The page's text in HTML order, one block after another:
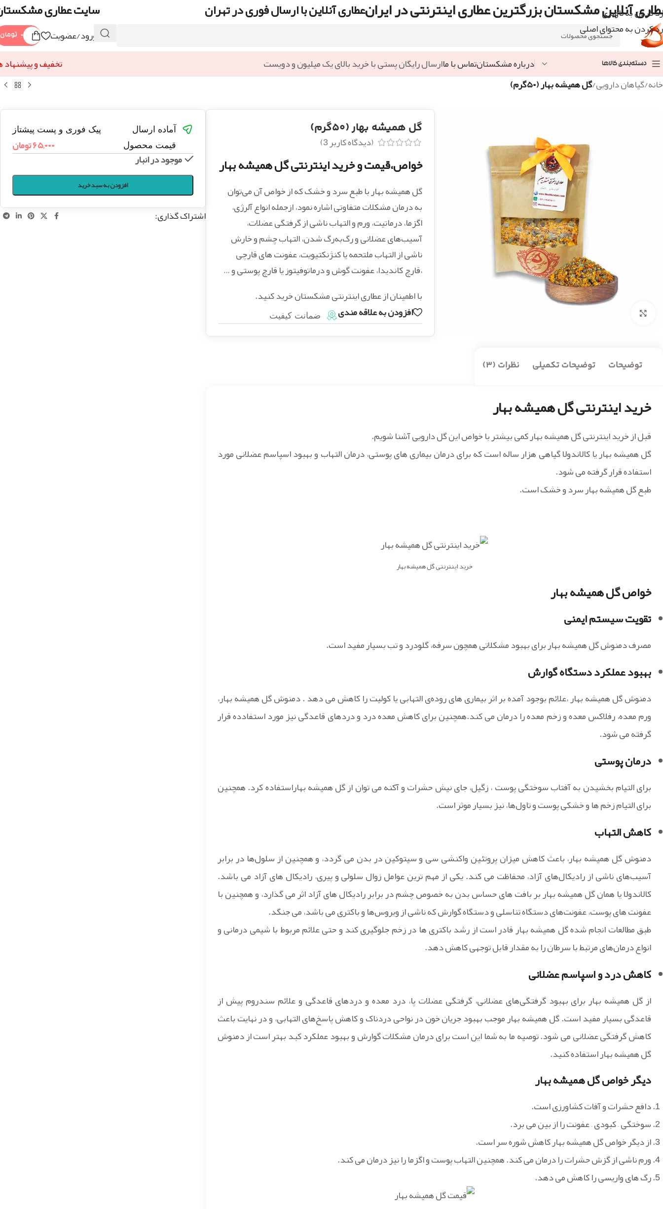
رد کردن به ناوبری
رد کردن به محتوای اصلی
آنلاین مشکستان بزرگترین عطاری اینترنتی در ایرانعطاری آنلاین با ارسال فوری در تهران سایت عطاری
ورود/عضویت ۰ تومان
دسته‌بندی کالاها درباره مشکستانتماس با ماارسال رایگان پستی با خرید بالای یک میلیون و دویست
تخفیف و پیشنهاد
خانه/گیاهان دارویی/گل همیشه بهار (۵۰گرم)
گل همیشه بهار (۵۰گرم)
(دیدگاه کاربر3
)
خواص،قیمت و خرید اینترنتی گل همیشه بهار
گل همیشه بهار با طبع سرد و خشک که از خواص آن می‌توان
به درمان مشکلات متفاوتی اشاره نمود، ازجمله انواع آلرژی،
اگزما، درماتیت، ورم و التهاب ناشی از گرفتگی عضلات،
آسیب‌های عضلانی و رگ‌به‌رگ شدن، التهاب چشم و خارش
ناشی از التهاب ملتحمه یا کنژنکتیویت، عفونت های قارچی
،قارچ کاندیدا، عفونت‌ گوش و درماتوفیتوز یا قارچ پوستی و …
با اطمینان از عطاری اینترنتی مشکستان خرید کنید.
افزودن به علاقه مندی
ضمانت کیفیت
توضیحات توضیحات تکمیلی نظرات (3)
خرید اینترنتی گل همیشه بهار
قبل از خرید اینترنتی گل همیشه بهار کمی بیشتر با خواص این گل دارویی آشنا شویم.
گل همیشه بهار یا کالاندولا گیاهی هزار ساله است که برای درمان بیماری های پوستی، درمان التهاب و بهبود اسپاسم عضلانی مورد
استفاده قرار گرفته می شود.
طبع گل همیشه بهار سرد و خشک است.
خرید اینترنتی گل همیشه بهار
خواص گل همیشه بهار
تقویت سیستم ایمنی
مصرف دمنوش گل همیشه بهار برای بهبود مشکلاتی همچون سرفه، گلودرد و تب بسیار مفید است.
بهبود عملکرد دستگاه گوارش
دمنوش گل همیشه بهار ،علائم بوجود آمده بر اثر بیماری‌ های روده‌ی التهابی یا کولیت را کاهش می دهد . دمنوش گل همیشه بهار،
ورم معده، رفلاکس معده و زخم معده را درمان می کند.همچنین برای کاهش معده درد و دردهای قاعدگی نیز مورد استفادده قرار
گرفته می شود.
درمان پوستی
برای التیام بخشیدن به آفتاب سوختگی‌ پوست ، زگیل، جای نیش حشرات و آکنه می توان از گل همیشه بهاراستفاده کرد. همچنین
برای التیام زخم ‌ها و خشکی پوست و تاول‌ها، نیز بسیار موثر است.
کاهش التهاب
دمنوش گل همیشه بهار، باعث کاهش میزان پروتئین واکنشی سی و سیتوکین در بدن می گردد، و همچنین از سلول‌ها در برابر
آسیب‌های ناشی از رادیکال‌های آزاد، محفاظت می‌ کند. یکی از مهم ‌ترین عوامل زوال سلولی و پیری، رادیکال های آزاد می باشد.
کالاندولا یا همان گل همیشه بهار بر بافت‌ های حساس بدن به خصوص چشم در برابر رادیکال های آزاد اثر می ‌گذارد، و همچنین با
عفونت‌ های پوست، عفونت‌های دستگاه تناسلی و دستگاه گوارش که ناشی از ویروس‌ها و باکتری‌ می باشد، می جنگد.
طبق مطالعات انجام شده گل همیشه بهار قادر است از رشد باکتری ها در زخم‌ جلوگیری کند و حتی علائم مربوط با شیمی درمانی و
انواع درمان‌های مرتبط با سرطان را به مقدار قابل توجهی کاهش دهد.
کاهش درد و اسپاسم‌ عضلانی
از گل همیشه بهار برای بهبود گرفتگی‌های عضلانی، گرفتگی عضلات پا، درد معده و دردهای قاعدگی و علائم سندروم پیش از
قاعدگی بسیار مفید است. گل همیشه بهار موجب بهبود جریان خون در نواحی دردناک و کاهش پاسخ‌های التهابی، و در نهایت باعث
کاهش گرفتگی عضلانی می ‌شود. توصیه ما به شما این است برای درمان مشکلات گوارش و بهبود عملکرد کبد بهتر است از دمنوش
گل همیشه بهار استفاده کنید.
دیگر خواص گل همیشه بهار
دافع حشرات و آفات کشاورزی است.
سوختگی – کبودی – عفونت را از بین می برد.
از دیگر خواص گل همیشه بهار کاهش شوره سر است.
ورم ناشی از گزش حشرات را درمان می کند. همچنین التهاب پوست و اگزما را نیز درمان می کند.
رگ‌ های واریسی را کاهش می دهد.
آماده ارسال
پیک فوری و پست پیشتاز
قیمت محصول
۶۵,۰۰۰تومان
موجود در انبار
افزودن به سبد خرید
اشتراک گذاری: